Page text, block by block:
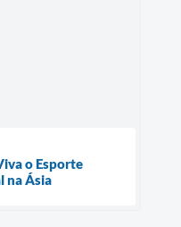
o Esporte
na Ásia